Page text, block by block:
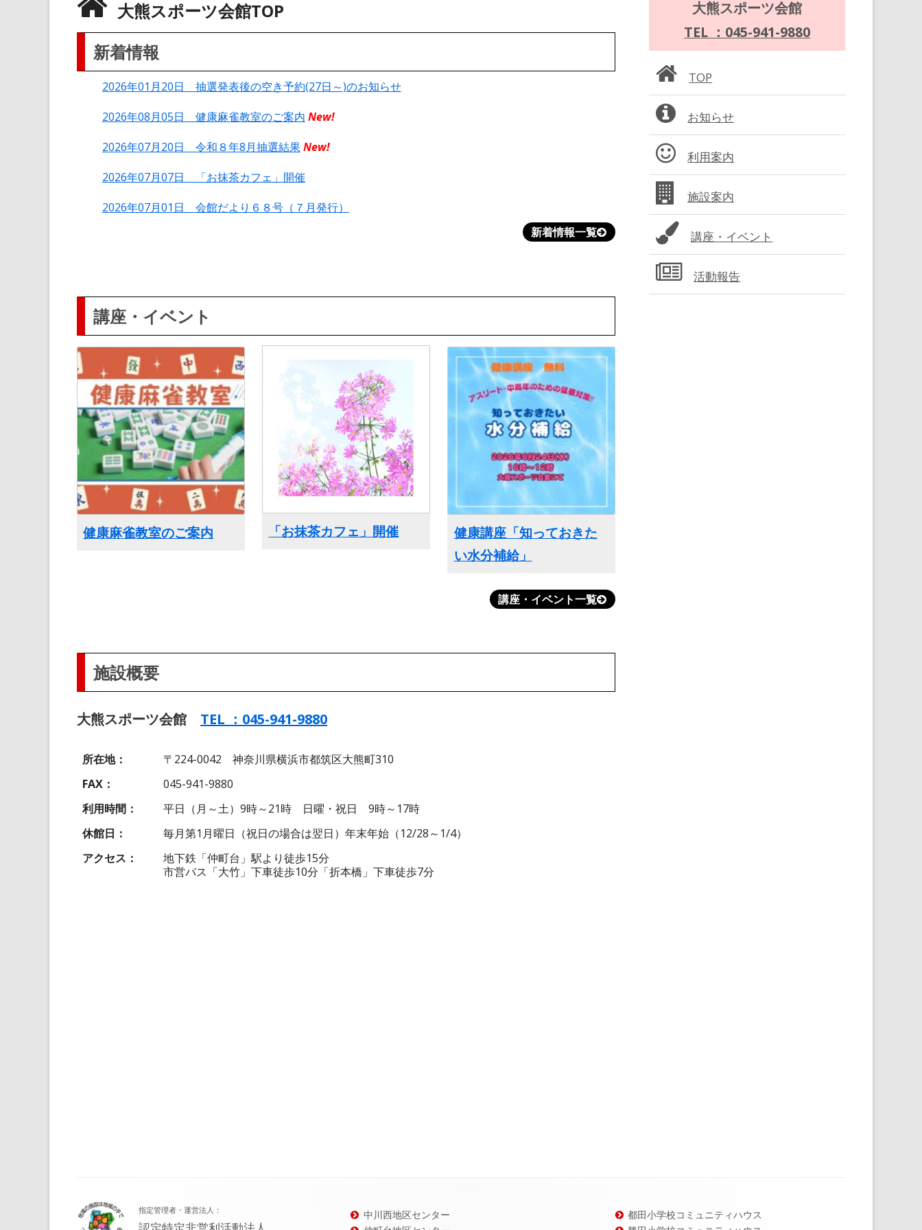
大熊スポーツ会館TOP
新着情報
2026年01月20日 抽選発表後の空き予約(27日～)のお知らせ
2026年08月05日 健康麻雀教室のご案内 New!
2026年07月20日 令和８年8月抽選結果New!
2026年07月07日 「お抹茶カフェ」開催
2026年07月01日 会館だより６８号（７月発行）
新着情報一覧
講座・イベント
健康麻雀教室のご案内 「お抹茶カフェ」開催
健康講座「知っておきた
い水分補給」
講座・イベント一覧
施設概要
大熊スポーツ会館 TEL ：045-941-9880
所在地
〒224-0042 神奈川県横浜市都筑区大熊町310
FAX
045-941-9880
利用時間
平日（月～土）9時～21時 日曜・祝日 9時～17時
休館日
毎月第1月曜日（祝日の場合は翌日）年末年始（12/28～1/4）
アクセス
地下鉄「仲町台」駅より徒歩15分
市営バス「大竹」下車徒歩10分「折本橋」下車徒歩7分
ン
サ
イ
ド
バ
ー
大熊スポーツ会館
TEL ：045-941-9880
TOP
お知らせ
利用案内
施設案内
講座・イベント
活動報告
ッ
指定管理者・運営法人：
中川西地区センター
都田小学校コミュニティハウス